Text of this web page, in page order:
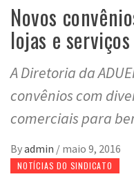
Novos
lojas e serviços
A Diretoria da
convênios com
comerciais para
Byadmin / maio 9, 2016
NOTÍCIAS DO SINDICATO